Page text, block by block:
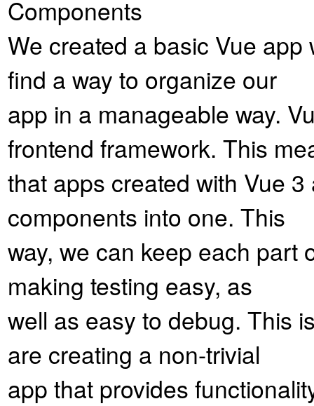
Components
We created a basic Vue
find a way to organize our
app in a manageable way.
frontend framework. This
that apps created with Vue
components into one. This
way, we can keep each part
making testing easy, as
well as easy to debug. This
are creating a non-trivial
app that provides